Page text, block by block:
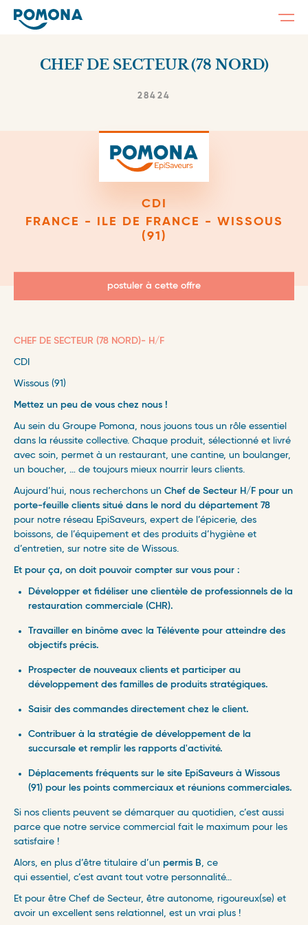
CHEF DE SECTEUR (78 NORD)
28424
CDI
FRANCE - ILE DE FRANCE - WISSOUS
(91)
postuler à cette offre
CHEF DE SECTEUR (78 NORD)- H/F
CDI
Wissous (91)
Mettez un peu de vous chez nous !
Au sein du Groupe Pomona, nous jouons tous un rôle essentiel
dans la réussite collective. Chaque produit, sélectionné et livré
avec soin, permet à un restaurant, une cantine, un boulanger,
un boucher, … de toujours mieux nourrir leurs clients.
Aujourd’hui, nous recherchons un Chef de Secteur H/F pour un
porte-feuille clients situé dans le nord du département 78
pour notre réseau EpiSaveurs, expert de l’épicerie, des
boissons, de l’équipement et des produits d’hygiène et
d’entretien, sur notre site de Wissous.
Et pour ça, on doit pouvoir compter sur vous pour :
Développer et fidéliser une clientèle de professionnels de la
restauration commerciale (CHR).
Travailler en binôme avec la Télévente pour atteindre des
objectifs précis.
Prospecter de nouveaux clients et participer au
développement des familles de produits stratégiques.
Saisir des commandes directement chez le client.
Contribuer à la stratégie de développement de la
succursale et remplir les rapports d'activité.
Déplacements fréquents sur le site EpiSaveurs à Wissous
(91) pour les points commerciaux et réunions commerciales.
Si nos clients peuvent se démarquer au quotidien, c’est aussi
parce que notre service commercial fait le maximum pour les
satisfaire !
Alors, en plus d’être titulaire d’un permis B, ce
qui essentiel, c’est avant tout votre personnalité...
Et pour être Chef de Secteur, être autonome, rigoureux(se) et
avoir un excellent sens relationnel, est un vrai plus !